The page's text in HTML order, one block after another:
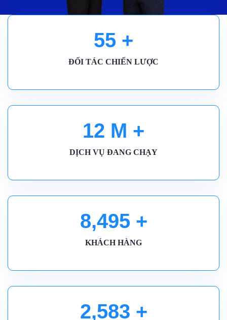
55 +
ĐỐI TÁC CHIẾN LƯỢC
12 M +
DỊCH VỤ ĐANG CHẠY
8,500+
KHÁCH HÀNG
2,590 +